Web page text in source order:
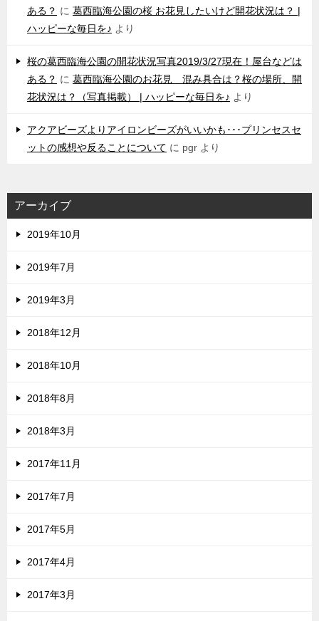
ある？ に 葛西臨海公園の桜 お花見したいけど開花状況は？ |
ハッピーな毎日を♪ より
桜の葛西臨海公園の開花状況写真2019/3/27現在！屋台などは
ある？ に 葛西臨海公園のお花見 混み具合は？桜の場所、開
花状況は？（写真掲載） | ハッピーな毎日を♪ より
アクアビーズよりアイロンビーズがいいかも･･･プリンセスセ
ットの感想や反ることについて に pgr より
アーカイブ
2019年10月
2019年7月
2019年3月
2018年12月
2018年10月
2018年8月
2018年3月
2017年11月
2017年7月
2017年5月
2017年4月
2017年3月